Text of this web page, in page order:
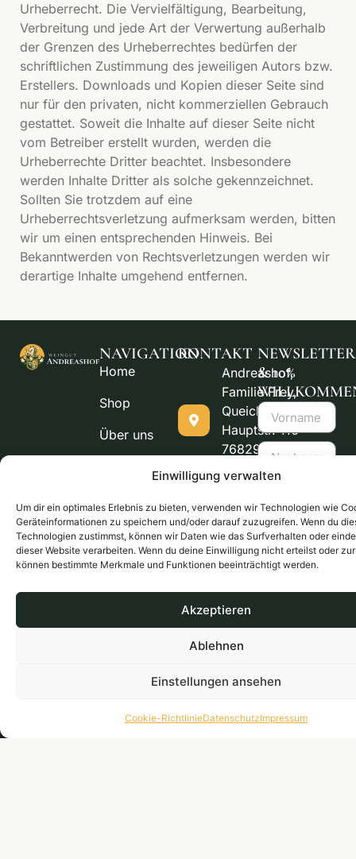
Einwilligung verwalten
Um dir ein optimales Erlebnis zu bieten, verwenden wir Technologien wie
Geräteinformationen zu speichern und/oder darauf zuzugreifen. Wenn du
Technologien zustimmst, können wir Daten wie das Surfverhalten oder
dieser Website verarbeiten. Wenn du deine Einwilligung nicht erteilst oder
können bestimmte Merkmale und Funktionen beeinträchtigt werden.
Akzeptieren
Ablehnen
Einstellungen ansehen
Cookie-RichtlinieDatenschutzImpressum
Urheberrecht. Die Vervielfältigung, Bearbeitung,
Verbreitung und jede Art der Verwertung außerhalb
der Grenzen des Urheberrechtes bedürfen der
schriftlichen Zustimmung des jeweiligen Autors bzw.
Erstellers. Downloads und Kopien dieser Seite sind
nur für den privaten, nicht kommerziellen Gebrauch
gestattet. Soweit die Inhalte auf dieser Seite nicht
vom Betreiber erstellt wurden, werden die
Urheberrechte Dritter beachtet. Insbesondere
werden Inhalte Dritter als solche gekennzeichnet.
Sollten Sie trotzdem auf eine
Urheberrechtsverletzung aufmerksam werden, bitten
wir um einen entsprechenden Hinweis. Bei
Bekanntwerden von Rechtsverletzungen werden wir
derartige Inhalte umgehend entfernen.
NAVIGATION
Home
Shop
Über uns
Richtlinie
(EU)
KONTAKT
Andreashof,
Familie Frey,
Queichheimer
Hauptstr. 116
76829
Landau
andreashof-
landau@web.de
0 63
28
99
NEWSLETTER
& 10%
Ja, ich
Angebote und
Neuigkeiten von
Weingut
Ich erhalte
meiner
kann ich